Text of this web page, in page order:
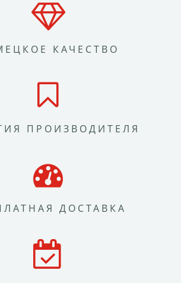
КАЧЕСТВО
ПРОИЗВОДИТЕЛЯ
ДОСТАВКА